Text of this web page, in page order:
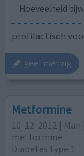
Hoeveelheid
profilactisch
geef mening
Metformine
10-12-2012 | Man
metformine
Diabetes type 1